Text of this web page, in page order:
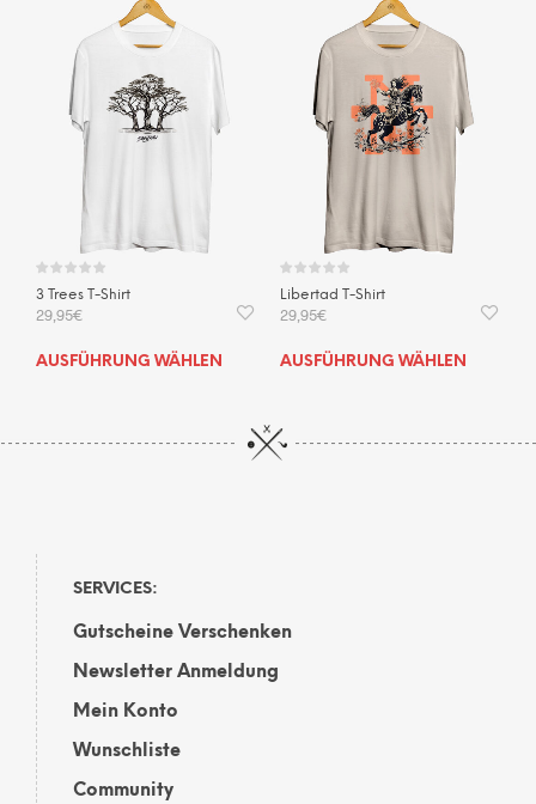
3 Trees T-Shirt
29,95€
AUSFÜHRUNG WÄHLEN
Dieses
mehrere
Varianten
Produktseite
werden
Libertad T-Shirt
29,95€
AUSFÜHRUNG WÄHLEN
SERVICES:
Gutscheine Verschenken
Newsletter Anmeldung
Mein Konto
Wunschliste
Community